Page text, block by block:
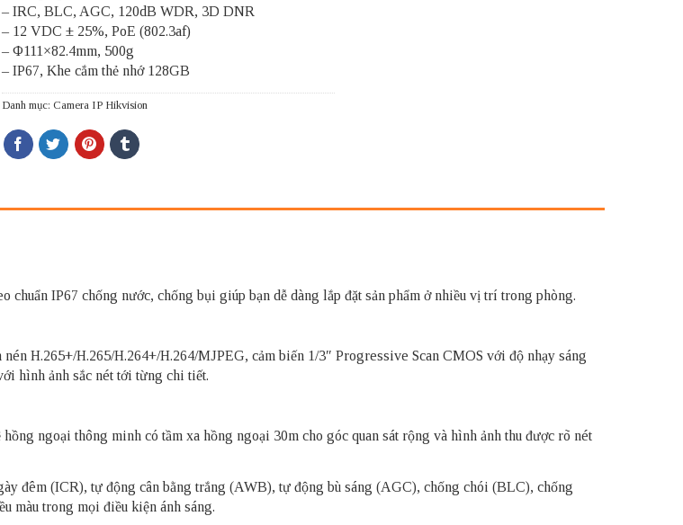
– IRC, BLC, AGC, 120dB WDR, 3D DNR
– 12 VDC ± 25%, PoE (802.3af)
– Φ111×82.4mm, 500g
– IP67, Khe cắm thẻ nhớ 128GB
Danh mục: Camera IP Hikvision
chuẩn IP67 chống nước, chống bụi giúp bạn dễ dàng lắp đặt sản phẩm ở nhiều vị trí trong phòng.
H.265+/H.265/H.264+/H.264/MJPEG, cảm biến 1/3″ Progressive Scan CMOS với độ nhạy sáng
hình ảnh sắc nét tới từng chi tiết.
ngoại thông minh có tầm xa hồng ngoại 30m cho góc quan sát rộng và hình ảnh thu được rõ nét
đêm (ICR), tự động cân bằng trắng (AWB), tự động bù sáng (AGC), chống chói (BLC), chống
màu trong mọi điều kiện ánh sáng.